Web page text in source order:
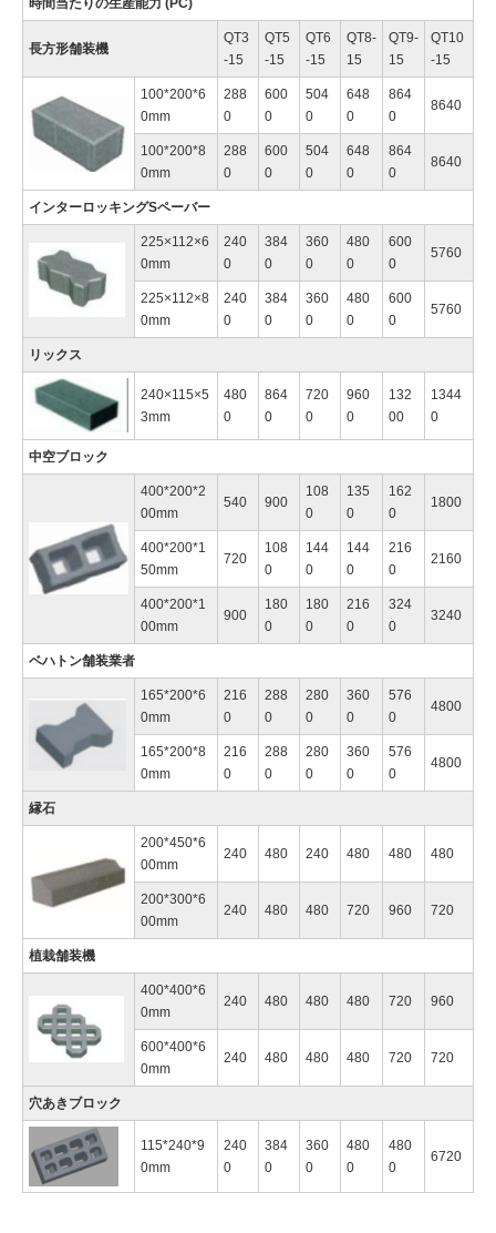
長方形舗装機
QT3
-15
QT5
-15
QT6
-15
QT8-
15
QT9-
15
QT10
-15
100*200*6
0mm
288
0
600
0
504
0
648
0
864
0
8640
100*200*8
0mm
288
0
600
0
504
0
648
0
864
0
8640
インターロッキングSペーバー
225×112×6
0mm
240
0
384
0
360
0
480
0
600
0
5760
225×112×8
0mm
240
0
384
0
360
0
480
0
600
0
5760
リックス
240×115×5
3mm
480
0
864
0
720
0
960
0
132
00
1344
0
中空ブロック
400*200*2
00mm
540 900
108
0
135
0
162
0
1800
400*200*1
50mm
720
108
0
144
0
144
0
216
0
2160
400*200*1
00mm
900
180
0
180
0
216
0
324
0
3240
ベハトン舗装業者
165*200*6
0mm
216
0
288
0
280
0
360
0
576
0
4800
165*200*8
0mm
216
0
288
0
280
0
360
0
576
0
4800
縁石
200*450*6
00mm
240 480 240 480 480 480
200*300*6
00mm
240 480 480 720 960 720
植栽舗装機
400*400*6
0mm
240 480 480 480 720 960
600*400*6
0mm
240 480 480 480 720 720
穴あきブロック
115*240*9
0mm
240
0
384
0
360
0
480
0
480
0
6720